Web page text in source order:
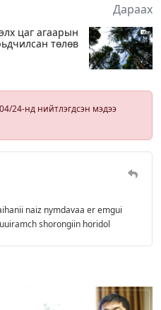
Дараах
цаг агаарын
төлөв
24-нд нийтлэгдсэн мэдээ
naiz nymdavaa er emgui
shorongiin horidol